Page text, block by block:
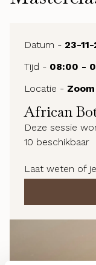
Datum - 23-
Tijd - 08:00 -
Locatie -
African
Deze sessie
10 beschikbaar
Laat weten of